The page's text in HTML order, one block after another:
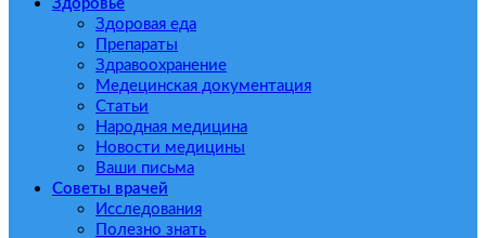
Здоровье
Здоровая еда
Препараты
Здравоохранение
Медецинская документация
Статьи
Народная медицина
Новости медицины
Ваши письма
Советы врачей
Исследования
Полезно знать